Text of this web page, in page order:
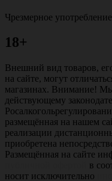
Чрезмерное
18+
Внешний вид товаров,
на сайте, могут
магазинах. Внимание!
действующему
размещённая на нашем
реализации
приобретена
Размещённая на сайте
в
носит исключительно